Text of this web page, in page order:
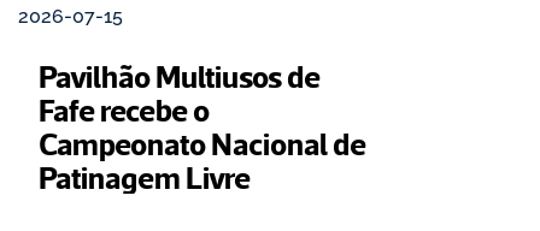
2026-07-15
Pavilhão Multiusos de
Fafe recebe o
Campeonato Nacional de
Patinagem Livre